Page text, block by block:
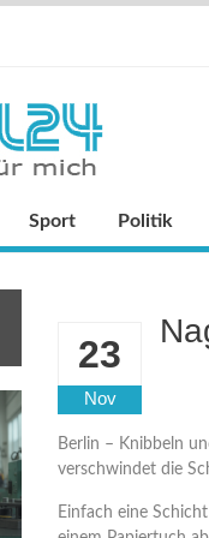
Sport Politik
23
Nov
Berlin – Knibbeln
verschwindet die
Einfach eine